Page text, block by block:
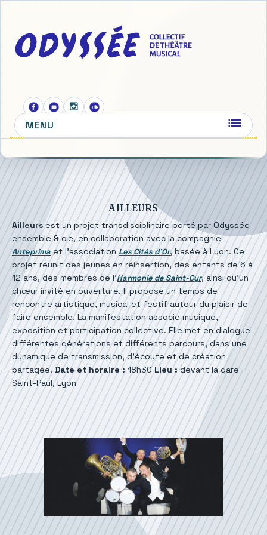
MENU
AILLEURS
Ailleurs est un projet transdisciplinaire porté par Odyssée
ensemble & cie, en collaboration avec la compagnie
Anteprima et l’association Les Cités d’Or, basée à Lyon. Ce
projet réunit des jeunes en réinsertion, des enfants de 6 à
12 ans, des membres de l’Harmonie de Saint-Cyr, ainsi qu’un
chœur invité en ouverture. Il propose un temps de
rencontre artistique, musical et festif autour du plaisir de
faire ensemble. La manifestation associe musique,
exposition et participation collective. Elle met en dialogue
différentes générations et différents parcours, dans une
dynamique de transmission, d’écoute et de création
partagée. Date et horaire : 18h30 Lieu : devant la gare
Saint-Paul, Lyon